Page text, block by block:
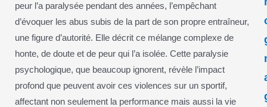
peur l’a paralysée pendant des années, l’empêchant
d’évoquer les abus subis de la part de son propre entraîneur,
une figure d’autorité. Elle décrit ce mélange complexe de
honte, de doute et de peur qui l’a isolée. Cette paralysie
psychologique, que beaucoup ignorent, révèle l’impact
profond que peuvent avoir ces violences sur un sportif,
affectant non seulement la performance mais aussi la vie